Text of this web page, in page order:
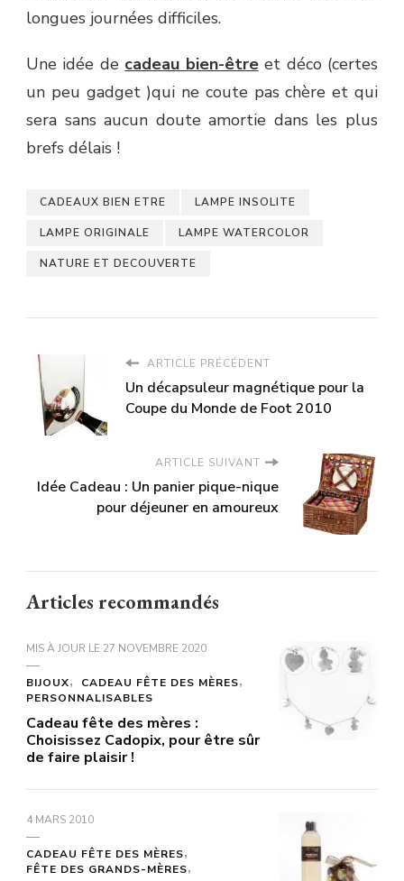
longues journées difficiles.
Une idée de cadeau bien-êtreet déco (certes
un peu gadget )qui ne coute pas chère et qui
sera sans aucun doute amortie dans les plus
brefs délais !
CADEAUX BIEN ETRE LAMPE INSOLITE
LAMPE ORIGINALE LAMPE WATERCOLOR
NATURE ET DECOUVERTE
ARTICLE PRÉCÉDENT
Un décapsuleur magnétique pour la
Coupe du Monde de Foot 2010
ARTICLE SUIVANT
Idée Cadeau : Un panier pique-nique
pour déjeuner en amoureux
Articles recommandés
MIS À JOUR LE 27 NOVEMBRE 2020
BIJOUX
CADEAU FÊTE DES MÈRES
PERSONNALISABLES
Cadeau fête des mères :
Choisissez Cadopix, pour être sûr
de faire plaisir !
4 MARS 2010
CADEAU FÊTE DES MÈRES
FÊTE DES GRANDS-MÈRES